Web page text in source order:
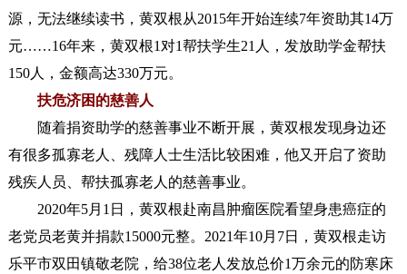
源，无法继续读书，黄双根从2015年开始连续7年资助其14万
元……16年来，黄双根1对1帮扶学生21人，发放助学金帮扶
150人，金额高达330万元。
扶危济困的慈善人
随着捐资助学的慈善事业不断开展，黄双根发现身边还
有很多孤寡老人、残障人士生活比较困难，他又开启了资助
残疾人员、帮扶孤寡老人的慈善事业。
2020年5月1日，黄双根赴南昌肿瘤医院看望身患癌症的
老党员老黄并捐款15000元整。2021年10月7日，黄双根走访
乐平市双田镇敬老院，给38位老人发放总价1万余元的防寒床